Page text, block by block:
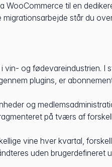
til en
står du
og fødevareindustrien. I
plugins, er
og
på tværs af
vine hver kvartal,
uden brugerdefineret